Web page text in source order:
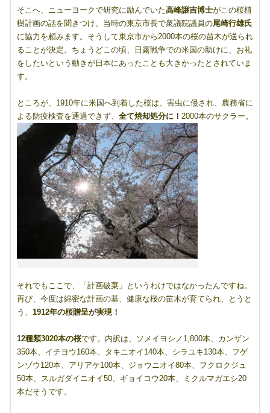
そこへ、ニューヨークで研究に励んでいた高峰譲吉博士がこの桜植
樹計画の話を聞きつけ、当時の東京市長で衆議院議員の尾崎行雄氏
に協力を頼みます。そうして東京市から2000本の桜の苗木が送られ
ることが決定。ちょうどこの頃、日露戦争での米国の助けに、お礼
をしたいという動きが日本にあったことも大きかったとされていま
す。
ところが、1910年に米国へ到着した桜は、害虫に侵され、農務省に
よる防疫検査を通過できず、 全て焼却処分に！ 2000本のサクラー。
それでもここで、「計画破棄」というわけではなかったんですね。
再び、今度は綿密な計画の基、健康な桜の苗木が育てられ、とうと
う、 1912年の桜贈呈が実現！
12種類3020本の桜です。内訳は、ソメイヨシノ1,800本、カンザン
350本、イチヨウ160本、タキニオイ140本、シラユキ130本、フゲ
ンゾウ120本、アリアケ100本、ジョウニオイ80本、フクロクジュ
50本、スルガダイニオイ50、ギョイコウ20本、ミクルマガエシ20
本だそうです。